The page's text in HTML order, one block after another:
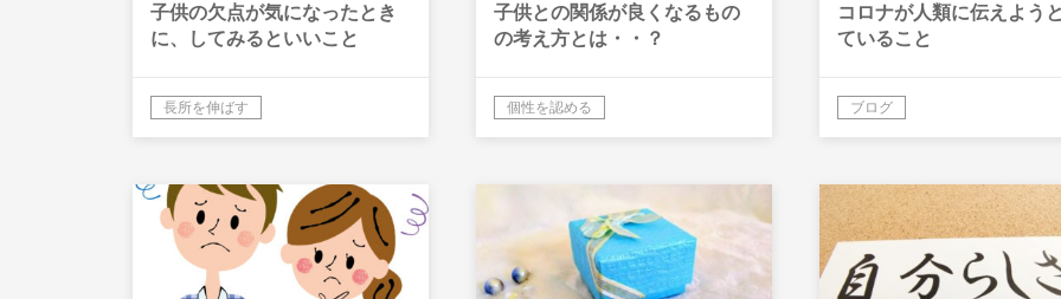
子供の欠点が気になったとき
に、してみるといいこと
長所を伸ばす
子供との関係が良くなるもの
の考え方とは・・？
個性を認める
コロナが人類に伝えよう
ていること
ブログ